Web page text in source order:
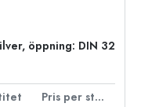
öppning: DIN 32
Pris per styck